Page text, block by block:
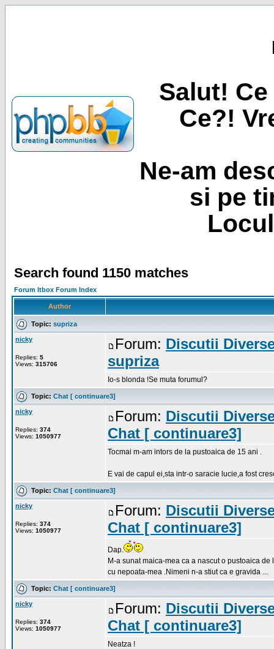
Salut!
Ce?!
Ne-am
si pe
Search found 1150 matches
Forum Itbox Forum Index
Author
Topic: supriza
nicky
Replies: 5
Views: 315706
Forum: Discutii
supriza
Io-s blonda !Se muta forumul?
Topic: Chat [ continuare3]
nicky
Replies: 374
Views: 1050977
Forum: Discutii
Chat [ continuare3]
Tocmai m-am intors de la pustoaica de 15 ani .
E vai de capul ei,sta intr-o saracie lucie,a fost
Topic: Chat [ continuare3]
nicky
Replies: 374
Views: 1050977
Forum: Discutii
Chat [ continuare3]
Dap.
M-a sunat maica-mea ca a nascut o pustoaica
cu nepoata-mea .Nimeni n-a stiut ca e gravida ...
Topic: Chat [ continuare3]
nicky
Replies: 374
Views: 1050977
Forum: Discutii
Chat [ continuare3]
Neatza !